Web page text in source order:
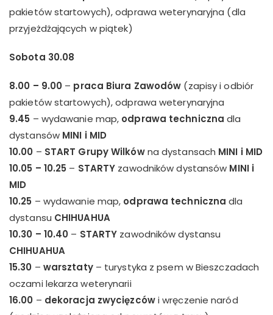
pakietów startowych), odprawa weterynaryjna (dla
przyjeżdżających w piątek)
Sobota 30.08
8.00 – 9.00 – praca Biura Zawodów (zapisy i odbiór
pakietów startowych), odprawa weterynaryjna
9.45 – wydawanie map, odprawa techniczna dla
dystansów MINI i MID
10.00 – START Grupy Wilkówna dystansach MINI i MID
10.05 – 10.25 – STARTY zawodników dystansów MINI i
MID
10.25 – wydawanie map, odprawa techniczna dla
dystansu CHIHUAHUA
10.30 – 10.40 – STARTY zawodników dystansu
CHIHUAHUA
15.30 – warsztaty– turystyka z psem w Bieszczadach
oczami lekarza weterynarii
16.00 – dekoracja zwycięzcówi wręczenie naród